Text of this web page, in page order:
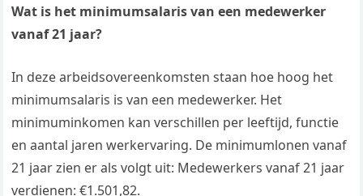
Wat is het minimumsalaris van een medewerker
vanaf 21 jaar?
In deze arbeidsovereenkomsten staan hoe hoog het
minimumsalaris is van een medewerker. Het
minimuminkomen kan verschillen per leeftijd, functie
en aantal jaren werkervaring. De minimumlonen vanaf
21 jaar zien er als volgt uit: Medewerkers vanaf 21 jaar
verdienen: €1.501,82.